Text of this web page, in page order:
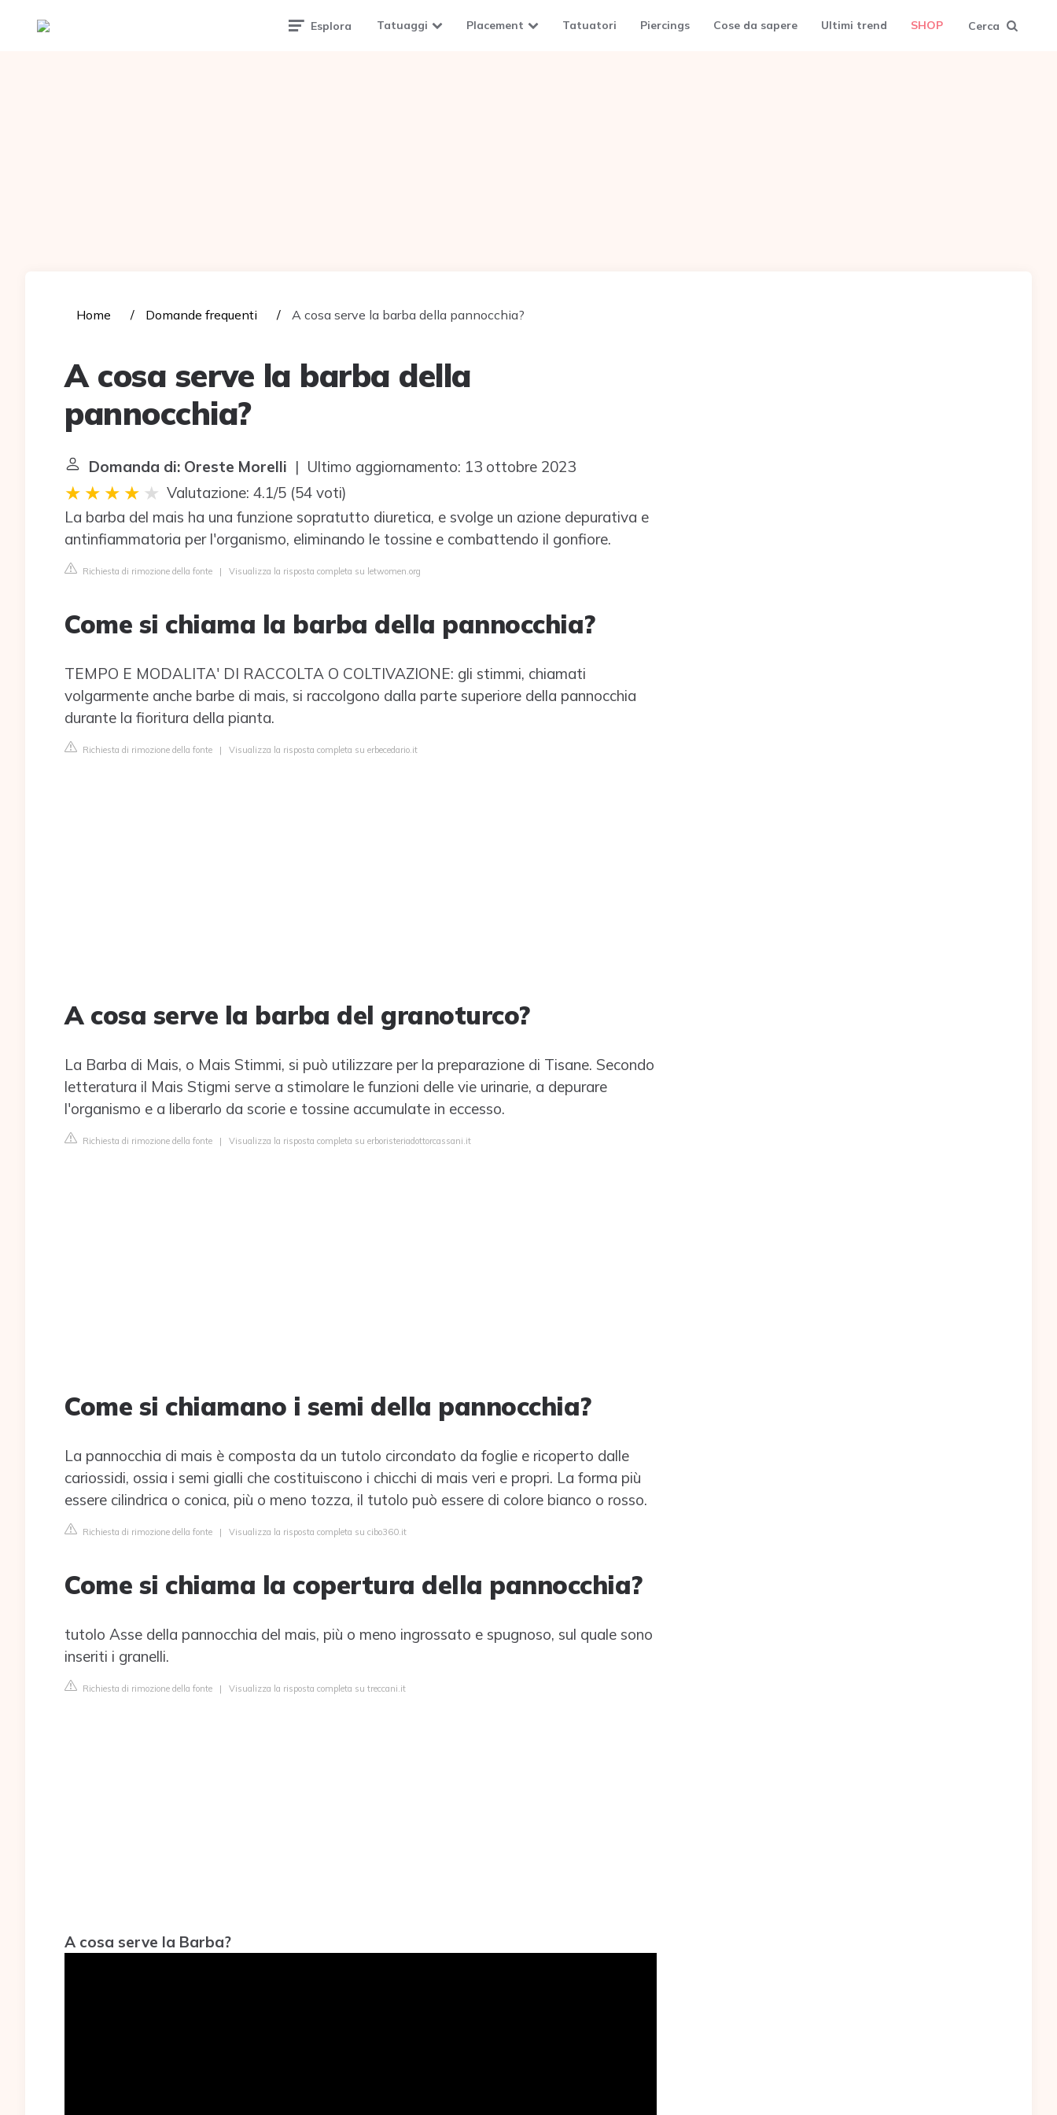
Tattoomuse.it Esplora Tatuaggi Placement Tatuatori Piercings Cose da sapere Ultimi trend SHOP Cerca
Home Domande frequenti A cosa serve la barba della pannocchia?
A cosa serve la barba della
pannocchia?
Domanda di: Oreste Morelli | Ultimo aggiornamento: 13 ottobre 2023
Valutazione: 4.1/5 (54 voti)
La barba del mais ha una funzione sopratutto diuretica, e svolge un azione depurativa e
antinfiammatoria per l'organismo, eliminando le tossine e combattendo il gonfiore.
Richiesta di rimozione della fonte | Visualizza la risposta completa su letwomen.org
Come si chiama la barba della pannocchia?
TEMPO E MODALITA' DI RACCOLTA O COLTIVAZIONE: gli stimmi, chiamati
volgarmente anche barbe di mais, si raccolgono dalla parte superiore della pannocchia
durante la fioritura della pianta.
Richiesta di rimozione della fonte | Visualizza la risposta completa su erbecedario.it
A cosa serve la barba del granoturco?
La Barba di Mais, o Mais Stimmi, si può utilizzare per la preparazione di Tisane. Secondo
letteratura il Mais Stigmi serve a stimolare le funzioni delle vie urinarie, a depurare
l'organismo e a liberarlo da scorie e tossine accumulate in eccesso.
Richiesta di rimozione della fonte | Visualizza la risposta completa su erboristeriadottorcassani.it
Come si chiamano i semi della pannocchia?
La pannocchia di mais è composta da un tutolo circondato da foglie e ricoperto dalle
cariossidi, ossia i semi gialli che costituiscono i chicchi di mais veri e propri. La forma più
essere cilindrica o conica, più o meno tozza, il tutolo può essere di colore bianco o rosso.
Richiesta di rimozione della fonte | Visualizza la risposta completa su cibo360.it
Come si chiama la copertura della pannocchia?
tutolo Asse della pannocchia del mais, più o meno ingrossato e spugnoso, sul quale sono
inseriti i granelli.
Richiesta di rimozione della fonte | Visualizza la risposta completa su treccani.it
A cosa serve la Barba?